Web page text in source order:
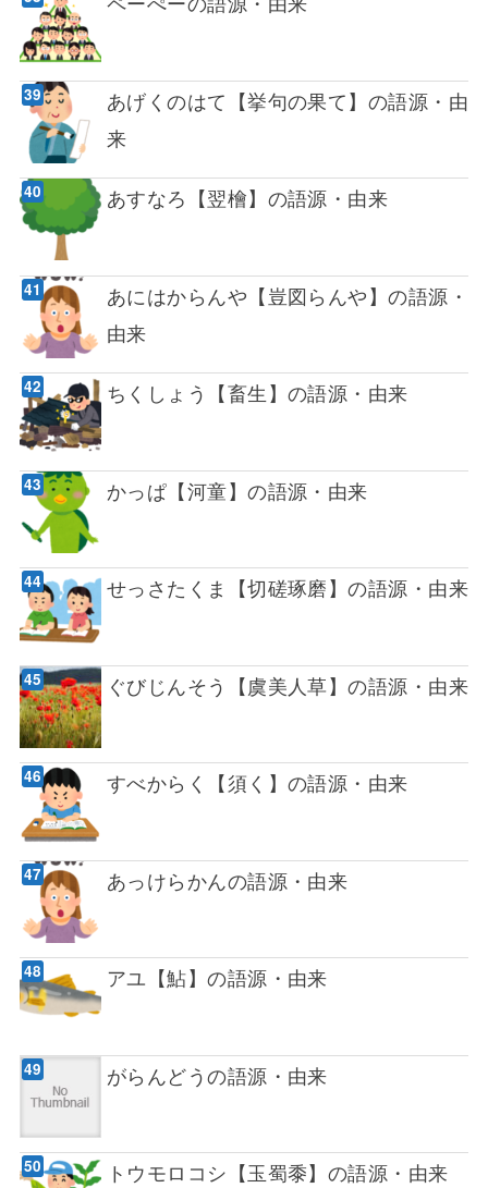
あげくのはて【挙句の果て】の語源・由
来
あすなろ【翌檜】の語源・由来
あにはからんや【豈図らんや】の語源・
由来
ちくしょう【畜生】の語源・由来
かっぱ【河童】の語源・由来
せっさたくま【切磋琢磨】の語源・由来
ぐびじんそう【虞美人草】の語源・由来
すべからく【須く】の語源・由来
あっけらかんの語源・由来
アユ【鮎】の語源・由来
がらんどうの語源・由来
トウモロコシ【玉蜀黍】の語源・由来